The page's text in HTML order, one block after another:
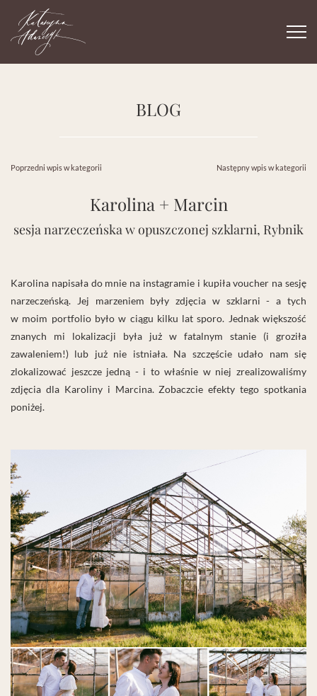
BLOG
Poprzedni wpis w kategorii Następny wpis w kategorii
Karolina + Marcin
sesja narzeczeńska w opuszczonej szklarni, Rybnik
Karolina napisała do mnie na instagramie i kupiła voucher na sesję
narzeczeńską. Jej marzeniem były zdjęcia w szklarni - a tych
w moim portfolio było w ciągu kilku lat sporo. Jednak większość
znanych mi lokalizacji była już w fatalnym stanie (i groziła
zawaleniem!) lub już nie istniała. Na szczęście udało nam się
zlokalizować jeszcze jedną - i to właśnie w niej zrealizowaliśmy
zdjęcia dla Karoliny i Marcina. Zobaczcie efekty tego spotkania
poniżej.